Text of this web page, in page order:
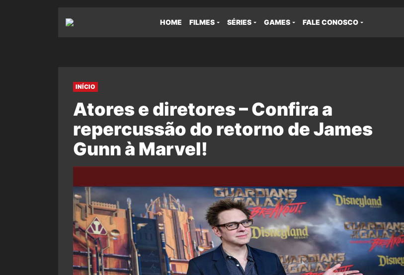
HOME FILMES SÉRIES GAMES FALE CONOSCO
INÍCIO
Atores e diretores – Confira a
repercussão do retorno de James
Gunn à Marvel!